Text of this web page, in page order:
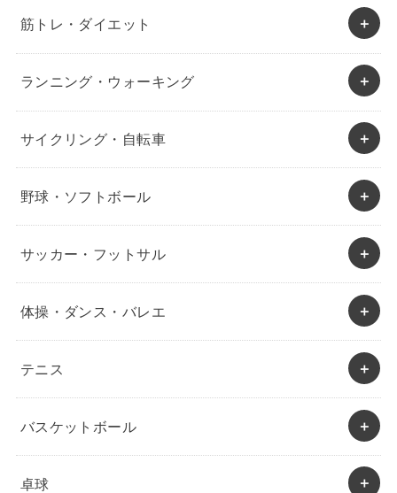
筋トレ・ダイエット
ランニング・ウォーキング
サイクリング・自転車
野球・ソフトボール
サッカー・フットサル
体操・ダンス・バレエ
テニス
バスケットボール
卓球